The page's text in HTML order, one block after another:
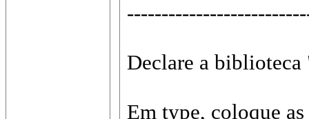
Declare a biblioteca
Em type, coloque